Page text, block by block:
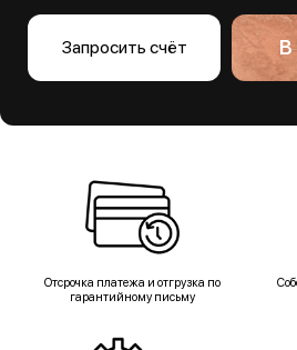
Запросить счёт В
Отсрочка платежа и отгрузка по
гарантийному письму